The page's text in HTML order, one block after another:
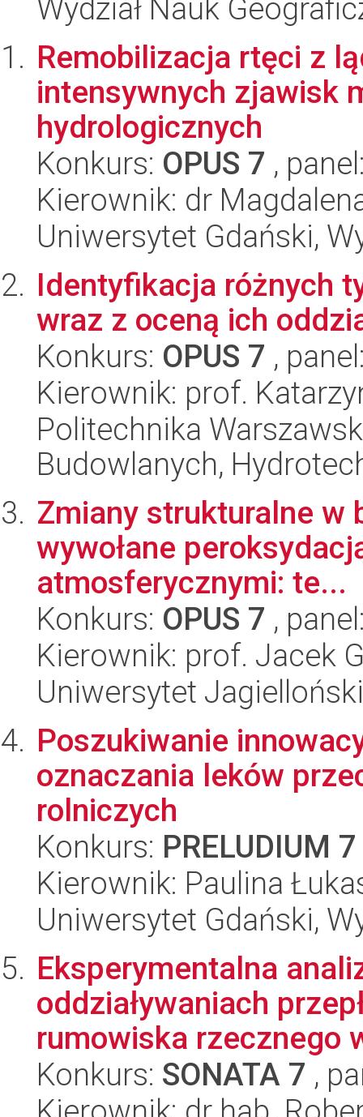
Wydział Nauk
Remobilizacja rtęci z
intensywnych zjawisk
hydrologicznych
Konkurs: OPUS 7 ,
Kierownik: dr
Uniwersytet Gdański,
Identyfikacja różnych
wraz z oceną ich
Konkurs: OPUS 7 ,
Kierownik: prof.
Politechnika
Budowlanych,
Zmiany strukturalne w
wywołane
atmosferycznymi: te...
Konkurs: OPUS 7 ,
Kierownik: prof. Jacek
Uniwersytet
Poszukiwanie
oznaczania leków
rolniczych
Konkurs: PRELUDIUM 7
Kierownik: Paulina
Uniwersytet Gdański,
Eksperymentalna
oddziaływaniach
rumowiska rzecznego
Konkurs: SONATA 7 ,